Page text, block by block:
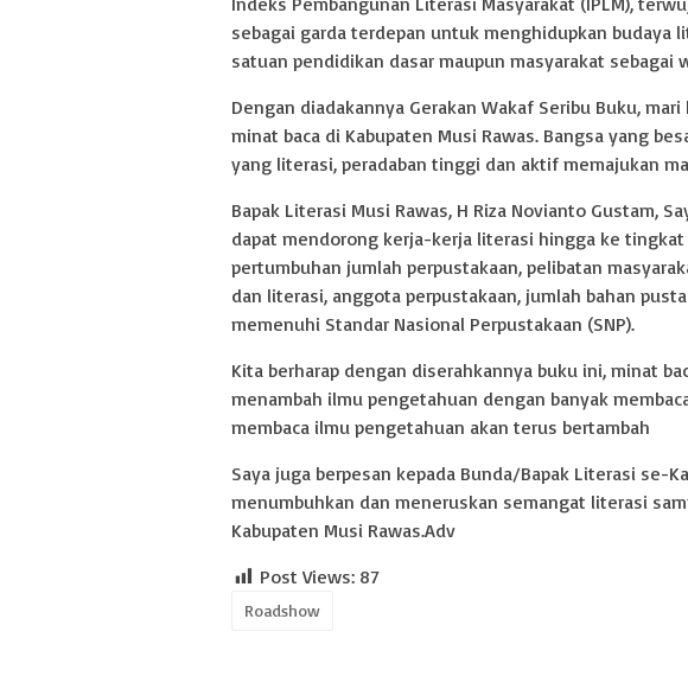
sebagai garda terdepan untuk menghidupkan budaya
satuan pendidikan dasar maupun masyarakat sebagai
Dengan diadakannya Gerakan Wakaf Seribu Buku,
minat baca di Kabupaten Musi Rawas. Bangsa yang
yang literasi, peradaban tinggi dan aktif memajukan
Bapak Literasi Musi Rawas, H Riza Novianto Gustam,
dapat mendorong kerja-kerja literasi hingga ke
pertumbuhan jumlah perpustakaan, pelibatan
dan literasi, anggota perpustakaan, jumlah bahan
memenuhi Standar Nasional Perpustakaan (SNP).
Kita berharap dengan diserahkannya buku ini, minat
menambah ilmu pengetahuan dengan banyak
membaca ilmu pengetahuan akan terus bertambah
Saya juga berpesan kepada Bunda/Bapak Literasi se-
menumbuhkan dan meneruskan semangat literasi
Kabupaten Musi Rawas.Adv
Post Views: 87
Roadshow